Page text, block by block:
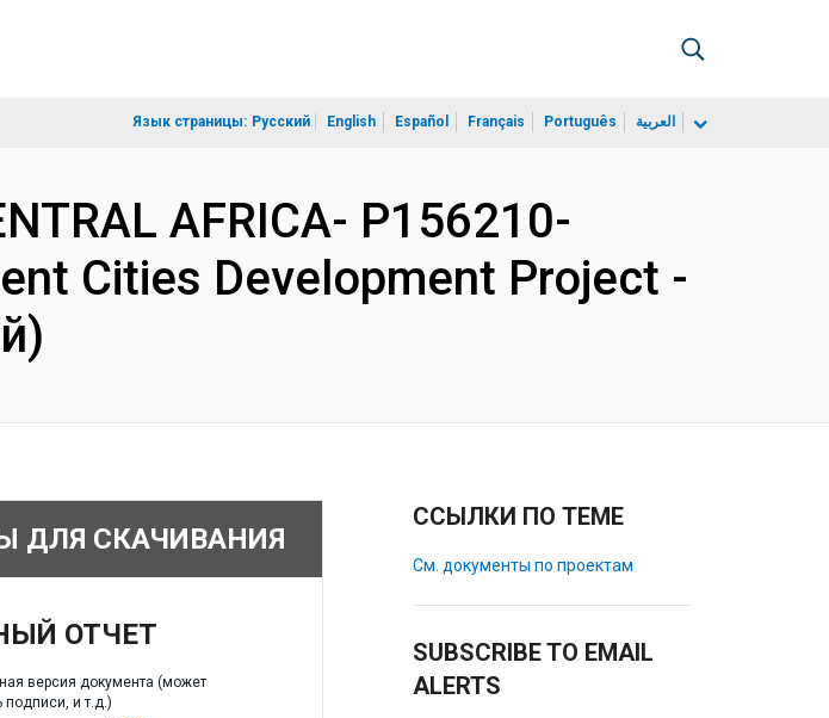
Язык страницы: Русский English Español Français Português العربية
AFRICA- P156210-
Cities Development Project -
ДЛЯ СКАЧИВАНИЯ
ОТЧЕТ
версия документа (может
подписи, и т.д.)
ССЫЛКИ ПО ТЕМЕ
См. документы по проектам
SUBSCRIBE TO EMAIL
ALERTS